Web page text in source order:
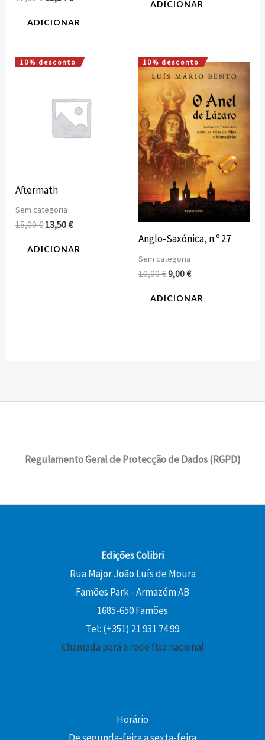
ADICIONAR
ADICIONAR
10% desconto
Aftermath
Sem categoria
15,00€
O
era:
15,00 €.
13,50€
O
é:
13,50 €.
ADICIONAR
10% desconto
Anglo‑Saxónica, n.º 27
Sem categoria
10,00€
O
preço
original
era:
10,00 €.
9,00€
O
preço
atual
é:
9,00 €.
ADICIONAR
Regulamento Geral de Protecção de Dados (RGPD)
Edições Colibri
Rua Major João Luís de Moura
Famões Park - Armazém AB
1685-650 Famões
Tel: (+351) 21 931 74 99
Chamada para a rede fixa nacional
Horário